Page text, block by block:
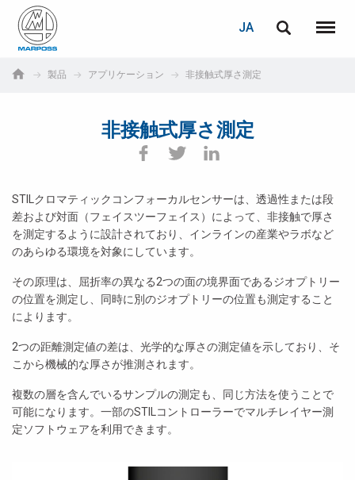
S.p.A.
JA
メニ
製品 アプリケーション 非接触式厚さ測定
非接触式厚さ測定
STILクロマティックコンフォーカルセンサーは、透過性または段
差および対面（フェイスツーフェイス）によって、非接触で厚さ
を測定するように設計されており、インラインの産業やラボなど
のあらゆる環境を対象にしています。
その原理は、屈折率の異なる2つの面の境界面であるジオプトリー
の位置を測定し、同時に別のジオプトリーの位置も測定すること
によります。
2つの距離測定値の差は、光学的な厚さの測定値を示しており、そ
こから機械的な厚さが推測されます。
複数の層を含んでいるサンプルの測定も、同じ方法を使うことで
可能になります。一部のSTILコントローラーでマルチレイヤー測
定ソフトウェアを利用できます。
Deutsch
Français
日本語 (Japanese)
中文 (Chinese)
한국어 (Korean)
ログイン
こちらをクリック